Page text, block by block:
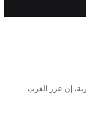
إن عزز الغرب